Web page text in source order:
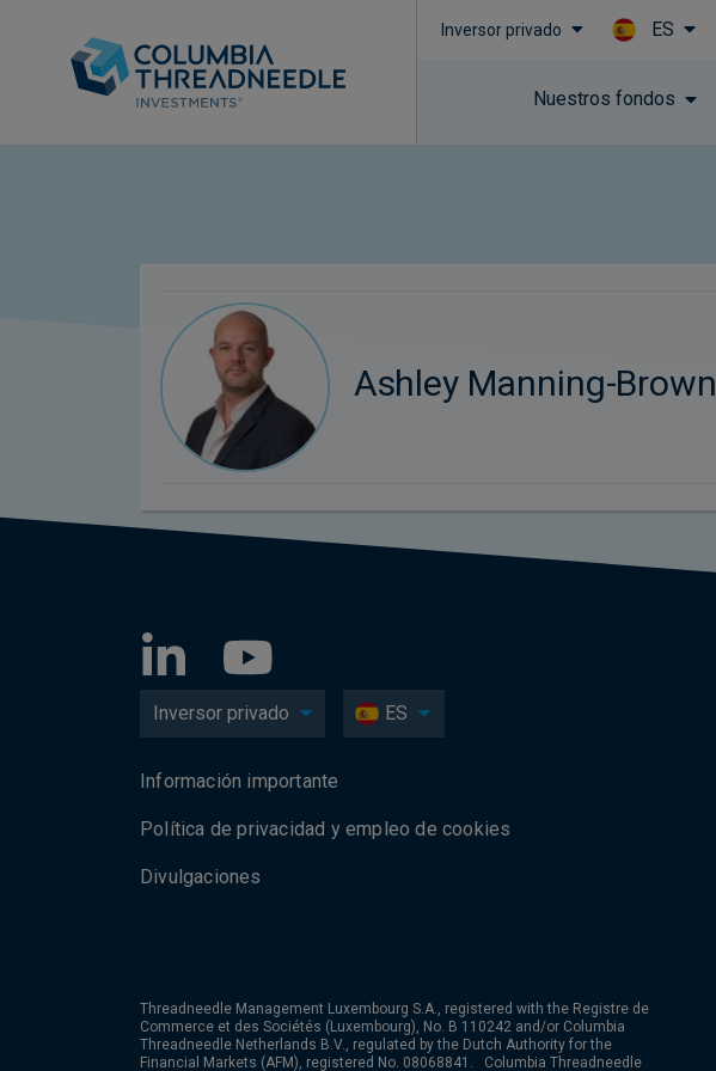
Inversor privado ES
Nuestros fondos
Ashley Manning-Brown
Inversor privado ES
Información importante
Política de privacidad y empleo de cookies
Divulgaciones
Threadneedle Management Luxembourg S.A., registered with the Registre de
Commerce et des Sociétés (Luxembourg), No. B 110242 and/or Columbia
Threadneedle Netherlands B.V., regulated by the Dutch Authority for the
Financial Markets (AFM), registered No. 08068841. Columbia Threadneedle